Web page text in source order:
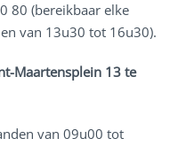
80 (bereikbaar elke
van 13u30 tot 16u30).
Maartensplein 13 te
van 09u00 tot